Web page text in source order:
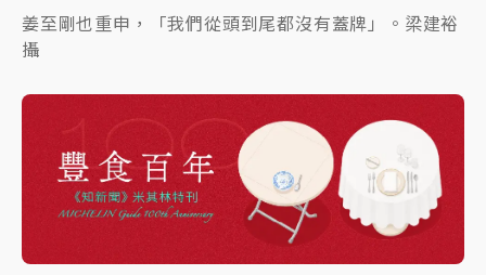
姜至剛也重申，「我們從頭到尾都沒有蓋牌」。梁建裕
攝